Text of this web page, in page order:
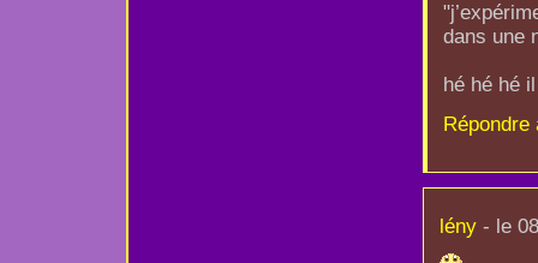
dans une
hé hé hé
Répondre
lény- le